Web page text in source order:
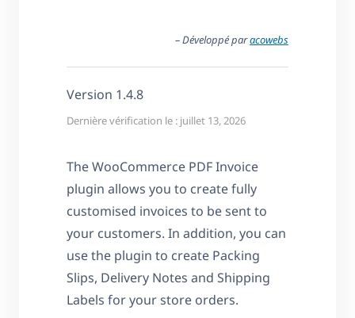
– Développé paracowebs
Version 1.4.8
Dernière vérification le : juillet 13, 2026
The WooCommerce PDF Invoice
plugin allows you to create fully
customised invoices to be sent to
your customers. In addition, you can
use the plugin to create Packing
Slips, Delivery Notes and Shipping
Labels for your store orders.